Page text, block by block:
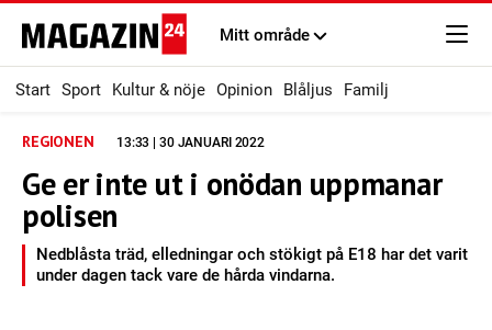
Mitt område
Start Sport Kultur & nöje Opinion Blåljus Familj
REGIONEN 13:33 | 30 JANUARI 2022
Ge er inte ut i onödan uppmanar
polisen
Nedblåsta träd, elledningar och stökigt på E18 har det varit
under dagen tack vare de hårda vindarna.